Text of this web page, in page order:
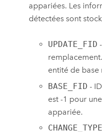
appariées. Les
détectées sont
UPDATE_FID
entité de base
BASE_FID -
est -1 pour
appariée.
CHANGE_TYPE